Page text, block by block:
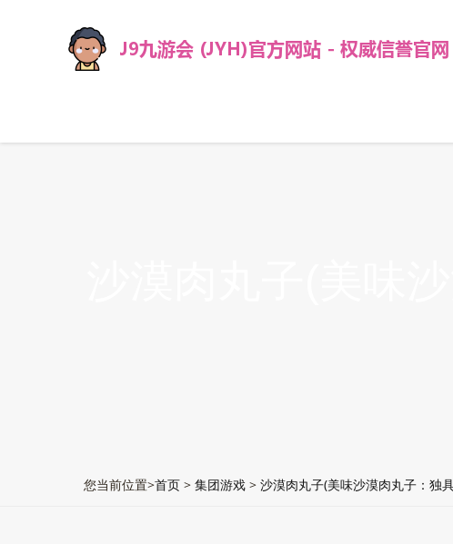
您当前位置>首页 > 集团游戏 > 沙漠肉丸子(美味沙漠肉丸子：独